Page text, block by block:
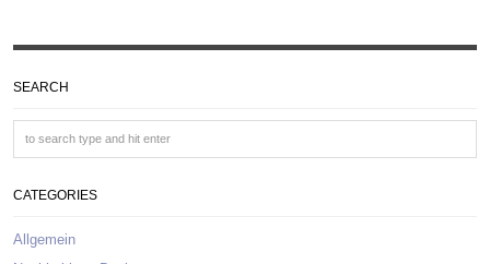
SEARCH
CATEGORIES
Allgemein